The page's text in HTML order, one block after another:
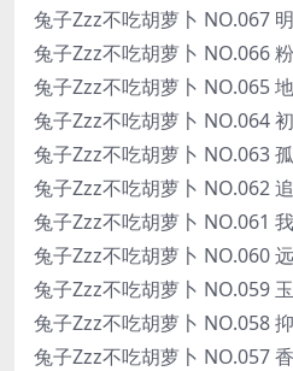
兔子Zzz不吃胡萝卜 NO.067
兔子Zzz不吃胡萝卜 NO.066
兔子Zzz不吃胡萝卜 NO.065
兔子Zzz不吃胡萝卜 NO.064
兔子Zzz不吃胡萝卜 NO.063
兔子Zzz不吃胡萝卜 NO.062
兔子Zzz不吃胡萝卜 NO.061
兔子Zzz不吃胡萝卜 NO.060
兔子Zzz不吃胡萝卜 NO.059
兔子Zzz不吃胡萝卜 NO.058
兔子Zzz不吃胡萝卜 NO.057